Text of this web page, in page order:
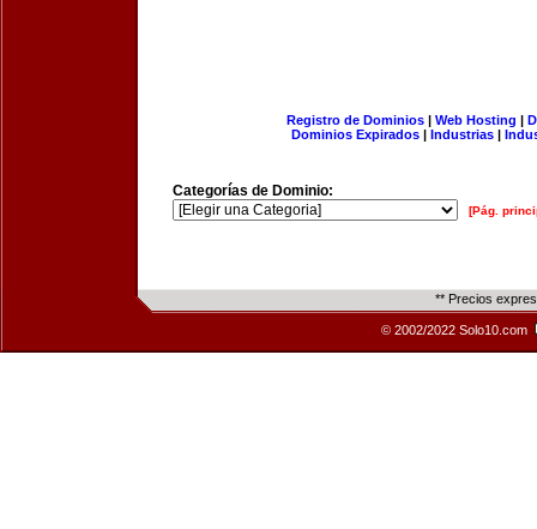
Registro de Dominios| Web Hosting |
Dominios Expirados | Industrias |
Categorías de Dominio:
[Pág.
** Precios
© 2002/2022 Solo10.com